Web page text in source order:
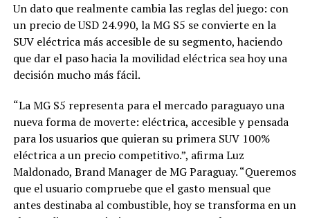
Un dato que realmente cambia las reglas del juego: con
un precio de USD 24.990, la MG S5 se convierte en la
SUV eléctrica más accesible de su segmento, haciendo
que dar el paso hacia la movilidad eléctrica sea hoy una
decisión mucho más fácil.
“La MG S5 representa para el mercado paraguayo una
nueva forma de moverte: eléctrica, accesible y pensada
para los usuarios que quieran su primera SUV 100%
eléctrica a un precio competitivo.”, afirma Luz
Maldonado, Brand Manager de MG Paraguay. “Queremos
que el usuario compruebe que el gasto mensual que
antes destinaba al combustible, hoy se transforma en un